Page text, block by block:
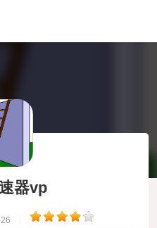
器vp